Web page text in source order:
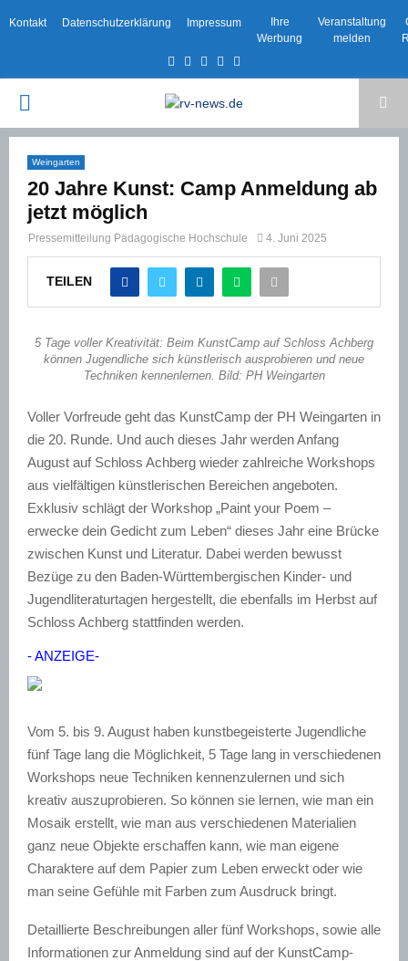
Kontakt Datenschutzerklärung Impressum
Ihre
Werbung
Veranstaltung
melden
Facebook
TwitterInstagram
Email
PRIMARY
MENU
Weingarten
20 Jahre Kunst: Camp Anmeldung ab
jetzt möglich
Pressemitteilung Pädagogische Hochschule 4. Juni 2025
TEILEN
5 Tage voller Kreativität: Beim KunstCamp auf Schloss Achberg
können Jugendliche sich künstlerisch ausprobieren und neue
Techniken kennenlernen. Bild: PH Weingarten
Voller Vorfreude geht das KunstCamp der PH Weingarten in
die 20. Runde. Und auch dieses Jahr werden Anfang
August auf Schloss Achberg wieder zahlreiche Workshops
aus vielfältigen künstlerischen Bereichen angeboten.
Exklusiv schlägt der Workshop „Paint your Poem –
erwecke dein Gedicht zum Leben“ dieses Jahr eine Brücke
zwischen Kunst und Literatur. Dabei werden bewusst
Bezüge zu den Baden-Württembergischen Kinder- und
Jugendliteraturtagen hergestellt, die ebenfalls im Herbst auf
Schloss Achberg stattfinden werden.
- ANZEIGE-
Vom 5. bis 9. August haben kunstbegeisterte Jugendliche
fünf Tage lang die Möglichkeit, 5 Tage lang in verschiedenen
Workshops neue Techniken kennenzulernen und sich
kreativ auszuprobieren. So können sie lernen, wie man ein
Mosaik erstellt, wie man aus verschiedenen Materialien
ganz neue Objekte erschaffen kann, wie man eigene
Charaktere auf dem Papier zum Leben erweckt oder wie
man seine Gefühle mit Farben zum Ausdruck bringt.
Detaillierte Beschreibungen aller fünf Workshops, sowie alle
Informationen zur Anmeldung sind auf der KunstCamp-